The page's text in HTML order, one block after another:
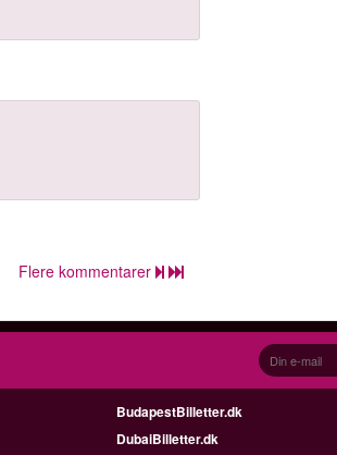
Flere kommentarer
BudapestBilletter.dk
DubaiBilletter.dk